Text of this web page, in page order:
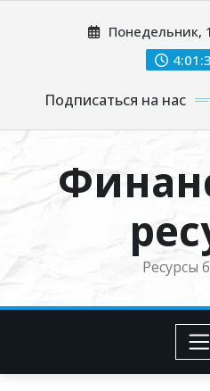
Понедельник,
Подписаться на нас
Ресурсы